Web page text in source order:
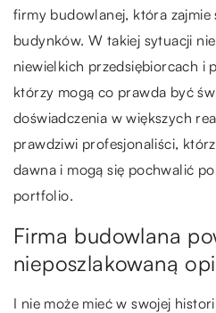
firmy budowlanej, która zajmie
budynków. W takiej sytuacji
niewielkich przedsiębiorcach i
którzy mogą co prawda być
doświadczenia w większych
prawdziwi profesjonaliści,
dawna i mogą się pochwalić
portfolio.
Firma budowlana
nieposzlakowaną
I nie może mieć w swojej